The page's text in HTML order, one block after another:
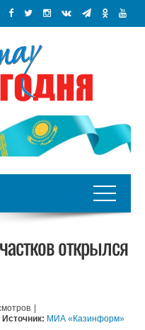
открылся
Источник: МИА «Казинформ»